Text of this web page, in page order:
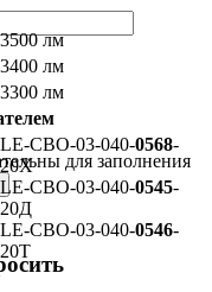
для заполнения
3500 лм
3400 лм
3300 лм
LE-СВО-03-040-0568-
20Х
LE-СВО-03-040-0545-
20Д
LE-СВО-03-040-0546-
20Т